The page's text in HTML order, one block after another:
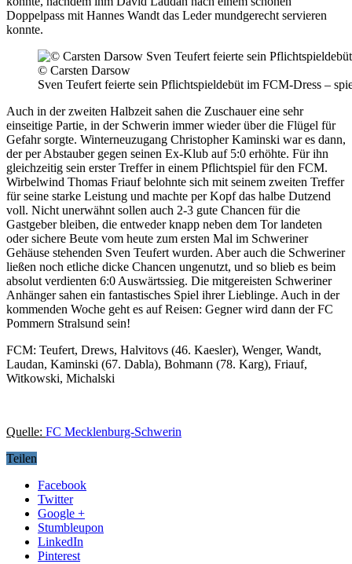
Doppelpass mit Hannes Wandt das Leder mundgerecht servieren
konnte.
© Carsten Darsow
Sven Teufert feierte sein Pflichtspieldebüt im FCM-Dress –
Auch in der zweiten Halbzeit sahen die Zuschauer eine sehr
einseitige Partie, in der Schwerin immer wieder über die Flügel für
Gefahr sorgte. Winterneuzugang Christopher Kaminski war es dann,
der per Abstauber gegen seinen Ex-Klub auf 5:0 erhöhte. Für ihn
gleichzeitig sein erster Treffer in einem Pflichtspiel für den FCM.
Wirbelwind Thomas Friauf belohnte sich mit seinem zweiten Treffer
für seine starke Leistung und machte per Kopf das halbe Dutzend
voll. Nicht unerwähnt sollen auch 2-3 gute Chancen für die
Gastgeber bleiben, die entweder knapp neben dem Tor landeten
oder sichere Beute vom heute zum ersten Mal im Schweriner
Gehäuse stehenden Sven Teufert wurden. Aber auch die Schweriner
ließen noch etliche dicke Chancen ungenutzt, und so blieb es beim
absolut verdienten 6:0 Auswärtssieg. Die mitgereisten Schweriner
Anhänger sahen ein fantastisches Spiel ihrer Lieblinge. Auch in der
kommenden Woche geht es auf Reisen: Gegner wird dann der FC
Pommern Stralsund sein!
FCM: Teufert, Drews, Halvitovs (46. Kaesler), Wenger, Wandt,
Laudan, Kaminski (67. Dabla), Bohmann (78. Karg), Friauf,
Witkowski, Michalski
Quelle: FC Mecklenburg-Schwerin
Teilen
Facebook
Twitter
Google +
Stumbleupon
LinkedIn
Pinterest